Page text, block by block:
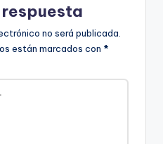
respuesta
no será publicada.
están marcados con *